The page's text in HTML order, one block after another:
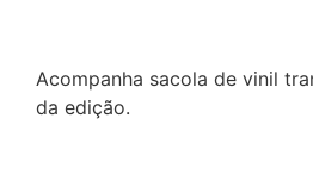
Acompanha sacola de vinil
da edição.